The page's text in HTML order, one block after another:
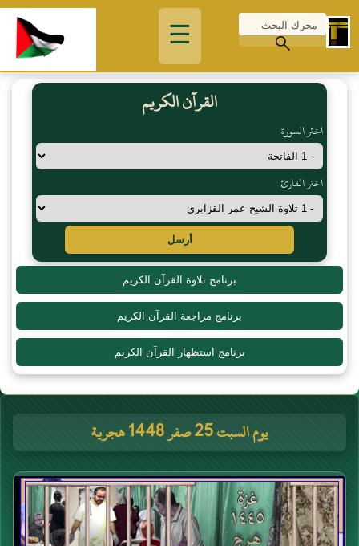
☰
القرآن الكريم
اختر السورة
اختر القارئ
أرسل
برنامج تلاوة القرآن الكريم
برنامج مراجعة القرآن الكريم
برنامج استظهار القرآن الكريم
يوم السبت 25 صفر 1448 هجرية